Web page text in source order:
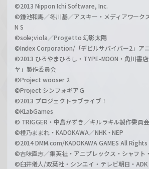
©2013 Nippon Ichi Software, Inc.
©鎌池和馬／冬川基／アスキー・メディアワーク
N S
©sole;viola／Progetto 幻影太陽
©Index Corporation/「デビルサバイバー2」ア
©2013 ひろやまひろし・TYPE-MOON・角川書
ヤ」製作委員会
©Project wooser 2
©Project シンフォギアＧ
©2013 プロジェクトラブライブ！
©KLabGames
© TRIGGER・中島かずき／キルラキル製作委員会
©橙乃ままれ・KADOKAWA／NHK・NEP
©2014 DMM.com/KADOKAWA GAMES All
©古味直志／集英社・アニプレックス・シャフト
©臼井儀人/双葉社・シンエイ・テレビ朝日・ADK